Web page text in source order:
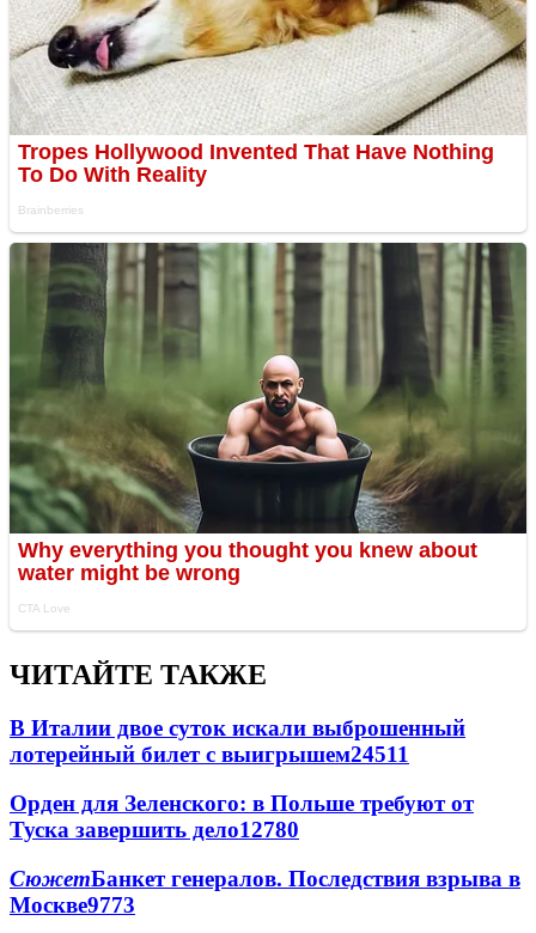
ЧИТАЙТЕ ТАКЖЕ
В Италии двое суток искали выброшенный
лотерейный билет с выигрышем24511
Орден для Зеленского: в Польше требуют от
Туска завершить дело12780
СюжетБанкет генералов. Последствия взрыва в
Москве9773